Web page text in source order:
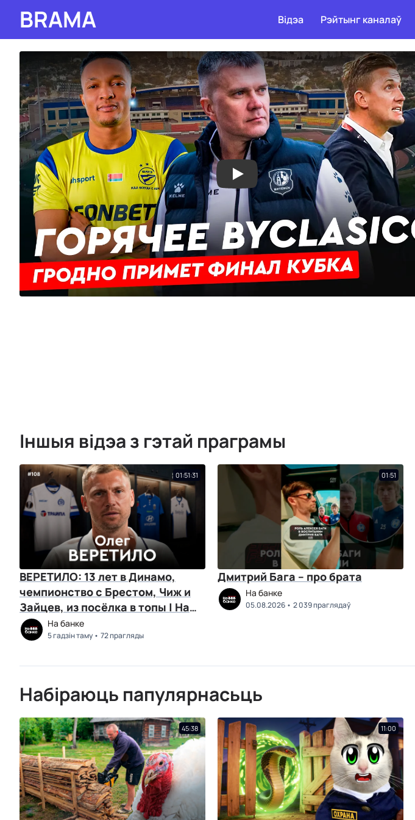
BRAMA Відэа Рэйтынг каналаў
Іншыя відэа з гэтай праграмы
01:51:31
ВЕРЕТИЛО: 13 лет в Динамо,
чемпионство с Брестом, Чиж и
Зайцев, из посёлка в топы | На
банкеНа банке
5 гадзін таму 72 прагляды
01:51
Дмитрий Бага – про брата
На банке
05.08.2026 2 039 праглядаў
Набіраюць папулярнасьць
45:38 11:00